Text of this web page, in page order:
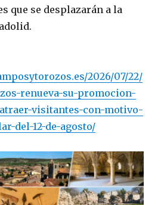
que se desplazarán a la
2026/07/22/
renueva-su-promocion-
visitantes-con-motivo-
del-12-de-agosto/